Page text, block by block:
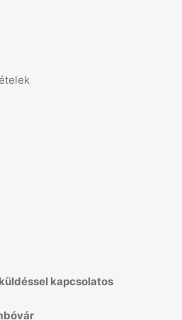
kapcsolatos